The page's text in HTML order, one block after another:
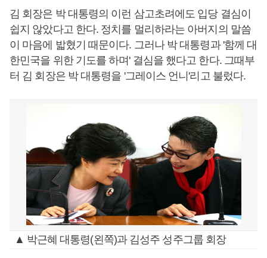
김 회장은 박 대통령의 이런 삼고초려에도 입당 결심이
쉽지 않았다고 한다. 정치를 멀리하라는 아버지의 말씀
이 마음에 밟혔기 때문이다. 그러나 박 대통령과 '함께 대
한민국을 위한 기도를 하며' 결심을 했다고 한다. 그때부
터 김 회장은 박 대통령을 '그레이스 언니'리고 불렀다.
▲ 박근혜 대통령(왼쪽)과 김성주 성주그룹 회장